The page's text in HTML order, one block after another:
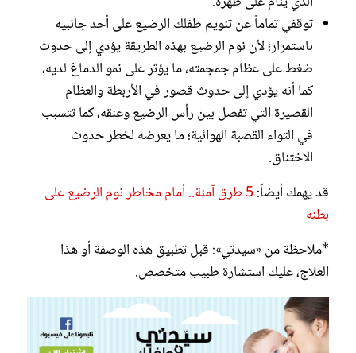
توقفي تماماً عن تنويم طفلك الرضيع على أحد جانبيه
باستمرار؛ لأن نوم الرضيع بهذه الطريقة يؤدي إلى حدوث
ضغط على عظام جمجمته، ما يؤثر على نمو الدماغ لديه،
كما أنه يؤدي إلى حدوث قصور في الأربطة والعظام
القصيرة التي تفصل بين رأس الرضيع وعنقه، كما تتسبب
في التواء القصبة الهوائية؛ ما يعرضه لخطر حدوث
الاختناق.
قد يهمك أيضاً:
5 طرق آمنة.. أمام مخاطر نوم الرضيع على
بطنه
*ملاحظة من «سيدتي»: قبل تطبيق هذه الوصفة أو هذا
العلاج، عليك استشارة طبيب متخصص.